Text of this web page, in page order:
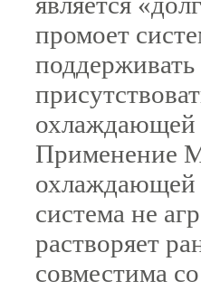
промоет
поддерживать
охлаждающей
Примене­ние
охлаждающей
система не
растворяет
совместима